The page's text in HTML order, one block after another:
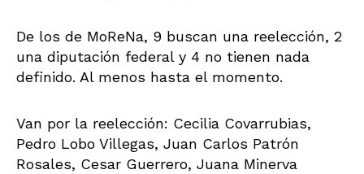
De los de MoReNa, 9 buscan una reelección, 2
una diputación federal y 4 no tienen nada
definido. Al menos hasta el momento.
Van por la reelección: Cecilia Covarrubias,
Pedro Lobo Villegas, Juan Carlos Patrón
Rosales, Cesar Guerrero, Juana Minerva